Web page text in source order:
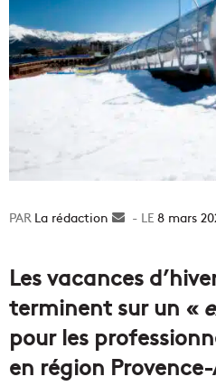
La rédaction
Envoyer8 mars
Les vacances
terminent sur un «
pour les
en région